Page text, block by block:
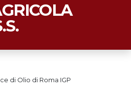
di Olio di Roma IGP